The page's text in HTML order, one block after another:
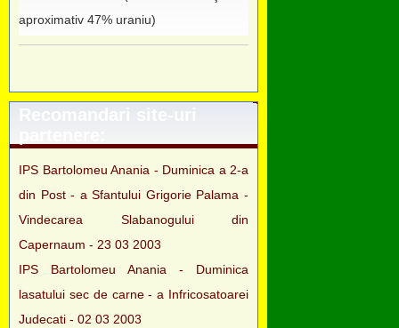
aproximativ 47% uraniu)
Recomandari site-uri
IPS Bartolomeu Anania - Duminica a 2-a
din Post - a Sfantului Grigorie Palama -
Vindecarea Slabanogului din
Capernaum - 23 03 2003
IPS Bartolomeu Anania - Duminica
lasatului sec de carne - a Infricosatoarei
Judecati - 02 03 2003